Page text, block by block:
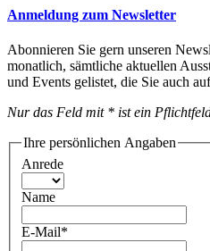
Anmeldung zum Newsletter
Abonnieren Sie gern unseren
monatlich, sämtliche aktuellen
und Events gelistet, die Sie auch
Nur das Feld mit * ist ein
Ihre persönlichen Angaben
Anrede
Name
E-Mail*